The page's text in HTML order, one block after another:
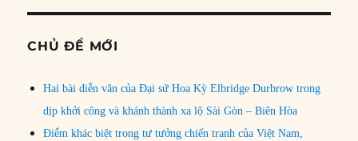
CHỦ ĐỀ MỚI
Hai bài diễn văn của Đại sứ Hoa Kỳ Elbridge Durbrow trong
dịp khởi công và khánh thành xa lộ Sài Gòn – Biên Hòa
Điểm khác biệt trong tư tưởng chiến tranh của Việt Nam,